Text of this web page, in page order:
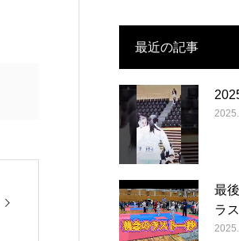
最近の記事
最
ラ